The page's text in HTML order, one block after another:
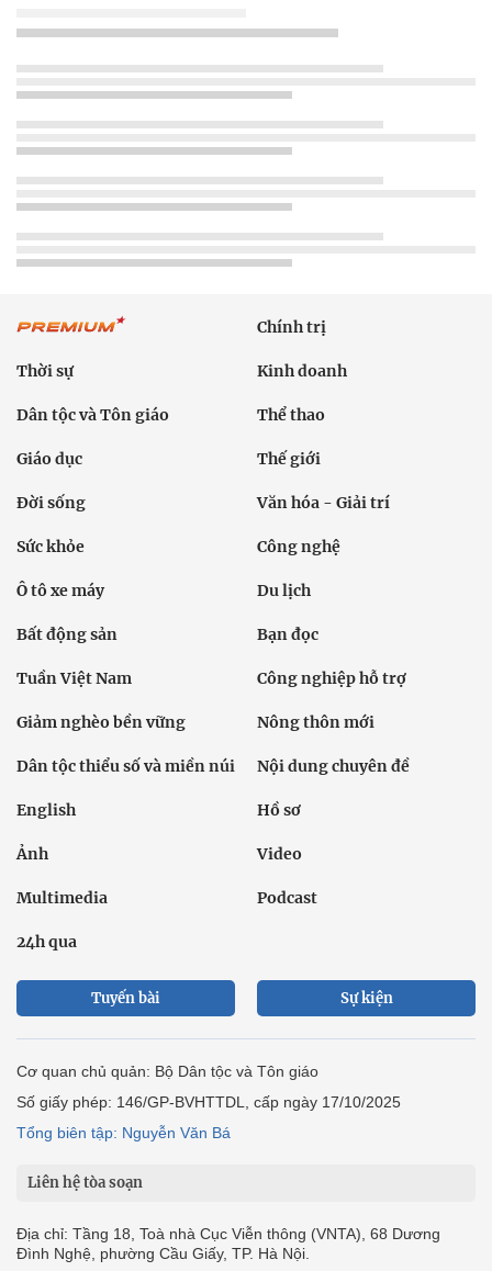
Chính trị
Thời sự Kinh doanh
Dân tộc và Tôn giáo Thể thao
Giáo dục Thế giới
Đời sống Văn hóa - Giải trí
Sức khỏe Công nghệ
Ô tô xe máy Du lịch
Bất động sản Bạn đọc
Tuần Việt Nam Công nghiệp hỗ trợ
Giảm nghèo bền vững Nông thôn mới
Dân tộc thiểu số và miền núi Nội dung chuyên đề
English Hồ sơ
Ảnh Video
Multimedia Podcast
24h qua
Tuyến bài Sự kiện
Cơ quan chủ quản: Bộ Dân tộc và Tôn giáo
Số giấy phép: 146/GP-BVHTTDL, cấp ngày 17/10/2025
Tổng biên tập: Nguyễn Văn Bá
Liên hệ tòa soạn
Địa chỉ: Tầng 18, Toà nhà Cục Viễn thông (VNTA), 68 Dương
Đình Nghệ, phường Cầu Giấy, TP. Hà Nội.